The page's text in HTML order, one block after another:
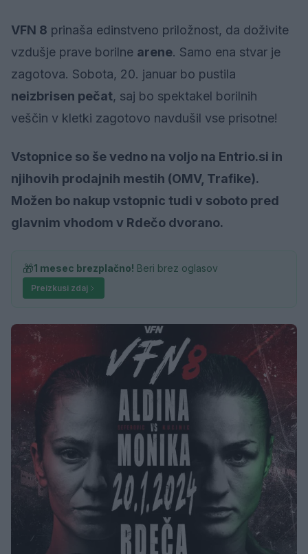
VFN 8 prinaša edinstveno priložnost, da doživite
vzdušje prave borilne arene. Samo ena stvar je
zagotova. Sobota, 20. januar bo pustila
neizbrisen pečat, saj bo spektakel borilnih
veščin v kletki zagotovo navdušil vse prisotne!
Vstopnice so še vedno na voljo na Entrio.si in
njihovih prodajnih mestih (OMV, Trafike).
Možen bo nakup vstopnic tudi v soboto pred
glavnim vhodom v Rdečo dvorano.
🎁1 mesec brezplačno! Beri brez oglasov
Preizkusi zdaj